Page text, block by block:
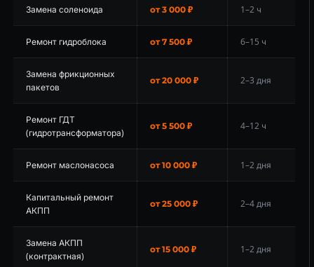
Замена соленоида от 3 000 ₽ 1–2 ч
Ремонт гидроблока от 7 500 ₽ 6–15 ч
Замена фрикционных
пакетов
от 20 000 ₽ 2–3 дня
Ремонт ГДТ
(гидротрансформатора)
от 5 500 ₽ 4–12 ч
Ремонт маслонасоса от 10 000 ₽ 1–2 дня
Капитальный ремонт
АКПП
от 25 000 ₽ 2–4 дня
Замена АКПП
(контрактная)
от 15 000 ₽ 1–2 дня